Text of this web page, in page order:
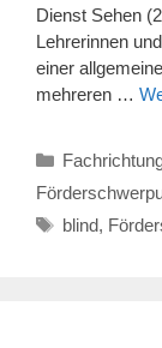
Dienst Sehen
Lehrerinnen
einer
mehreren …
Kategorien
blind,